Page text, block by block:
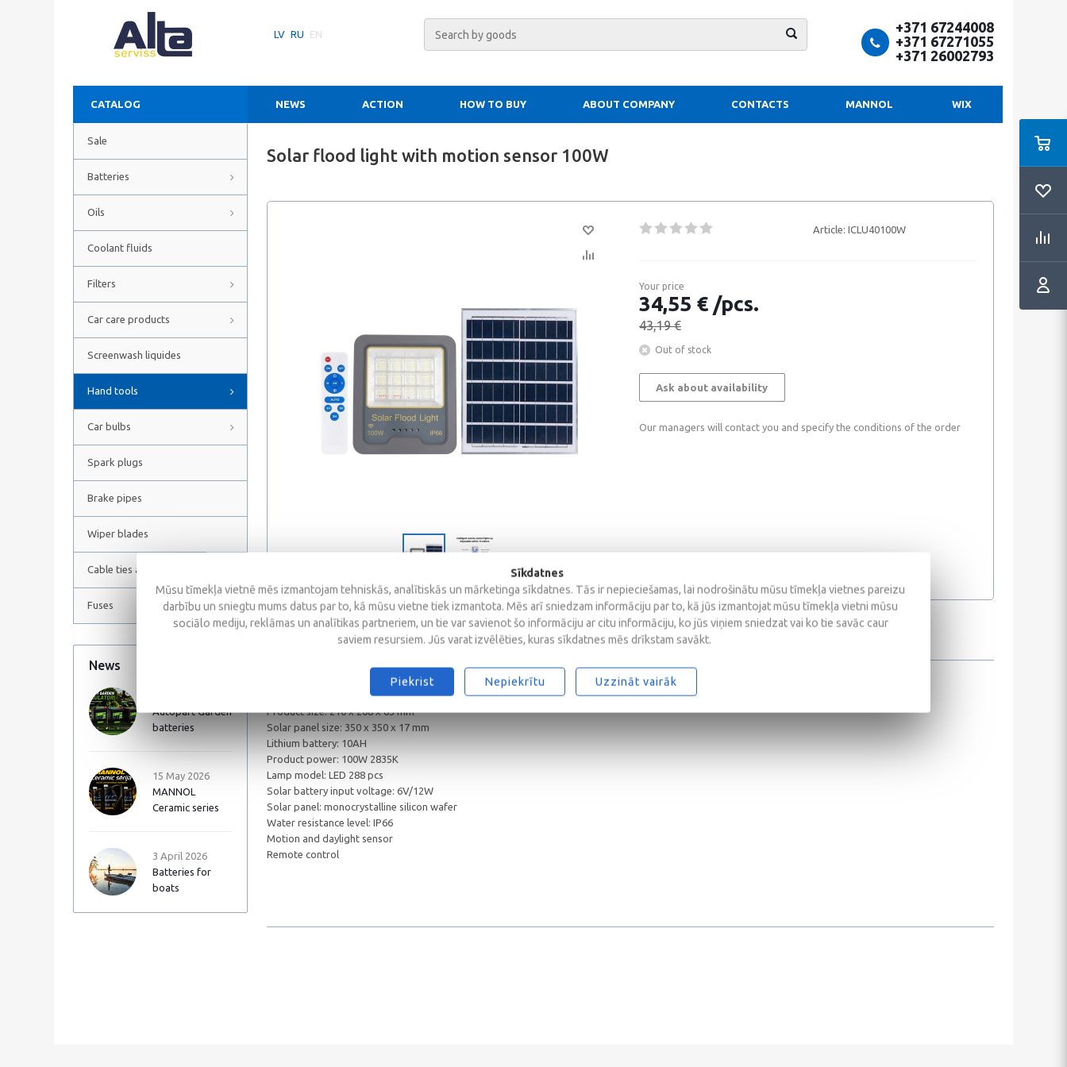
LV RU EN
+371 67244008
+371 67271055
+371 26002793
CATALOG NEWS ACTION HOW TO BUY ABOUT COMPANY CONTACTS MANNOL WIX
Sale
Batteries
Oils
Coolant fluids
Filters
Car care products
Screenwash liquides
Hand tools
Car bulbs
Spark plugs
Brake pipes
Wiper blades
Cable ties and Hose clamps
Fuses
News
Autopart Garden
batteries
15 May 2026
MANNOL
Ceramic series
3 April 2026
Batteries for
boats
Solar flood light with motion sensor 100W
Article: ICLU40100W
Your price
34,55 € /pcs.
43,19 €
Out of stock
Ask about availability
Our managers will contact you and specify the conditions of the order
Description Reviews
Body material: ABS plastic
Product size: 210 x 208 x 63 mm
Solar panel size: 350 x 350 x 17 mm
Lithium battery: 10AH
Product power: 100W 2835K
Lamp model: LED 288 pcs
Solar battery input voltage: 6V/12W
Solar panel: monocrystalline silicon wafer
Water resistance level: IP66
Motion and daylight sensor
Remote control
Sīkdatnes
Mūsu tīmekļa vietnē mēs izmantojam tehniskās, analītiskās un mārketinga sīkdatnes. Tās ir nepieciešamas, lai nodrošinātu mūsu tīmekļa vietnes pareizu
darbību un sniegtu mums datus par to, kā mūsu vietne tiek izmantota. Mēs arī sniedzam informāciju par to, kā jūs izmantojat mūsu tīmekļa vietni mūsu
sociālo mediju, reklāmas un analītikas partneriem, un tie var savienot šo informāciju ar citu informāciju, ko jūs viņiem sniedzat vai ko tie savāc caur
saviem resursiem. Jūs varat izvēlēties, kuras sīkdatnes mēs drīkstam savākt.
Piekrist Nepiekrītu Uzzināt vairāk